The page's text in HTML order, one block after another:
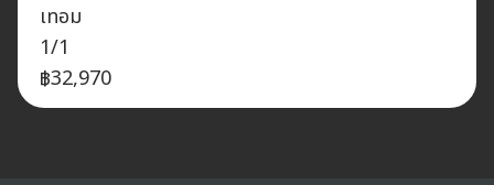
เทอม
1/1
฿32,970